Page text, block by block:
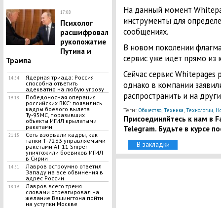
17:08
Психолог
расшифровал
рукопожатие
Путина и
Трампа
14:54
Ядерная триада: Россия
способна ответить
адекватно на любую угрозу
19:18
Победоносная операция
российских ВКС: появились
кадры боевого вылета
Ту-95МС, поразивших
объекты ИГИЛ крылатыми
ракетами
21:15
Сеть взорвали кадры, как
танки Т-72Б3 управляемыми
ракетами AT-11 Sniper
уничтожили боевиков ИГИЛ
в Сирии
14:51
Лавров остроумно ответил
Западу на все обвинения в
адрес России
18:19
Лавров всего тремя
словами отреагировал на
желание Вашингтона пойти
на уступки Москве
На данный момент
инструменты для
сообщениях.
В новом поколении
сервис уже идет прямо из
Сейчас сервис
однако в компании
распространить и на
Теги: Общество, Техника, Технологии,
Присоединяйтесь к нам в
Telegram. Будьте в курсе
В закладки